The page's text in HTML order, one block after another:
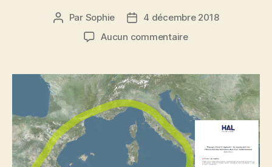
Auteur
l’article
Par Sophie
Date4 décembre 2018
Aucun commentairesur
archives
ouvertes
:
thèse
ligne